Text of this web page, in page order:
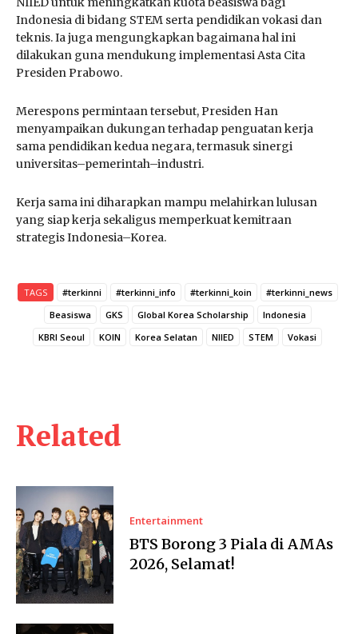
Indonesia di bidang STEM serta pendidikan vokasi dan
teknis. Ia juga mengungkapkan bagaimana hal ini
dilakukan guna mendukung implementasi Asta Cita
Presiden Prabowo.
Merespons permintaan tersebut, Presiden Han
menyampaikan dukungan terhadap penguatan kerja
sama pendidikan kedua negara, termasuk sinergi
universitas–pemerintah–industri.
Kerja sama ini diharapkan mampu melahirkan lulusan
yang siap kerja sekaligus memperkuat kemitraan
strategis Indonesia–Korea.
TAGS #terkinni #terkinni_info #terkinni_koin
#terkinni_news
Beasiswa
GKS Global Korea Scholarship
Indonesia
KBRI Seoul
KOIN Korea Selatan NIIED STEM Vokasi
Related
Entertainment
BTS Borong 3 Piala di AMAs
2026, Selamat!